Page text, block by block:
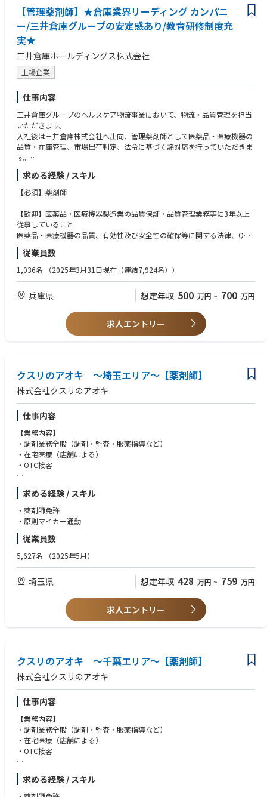
【管理薬剤師】★倉庫業界リーディング カンパニ
ー/三井倉庫グループの安定感あり/教育研修制度充
実★
三井倉庫ホールディングス株式会社
上場企業
仕事内容
三井倉庫グループのヘルスケア物流事業において、物流・品質管理を担当
いただきます。
入社後は三井倉庫株式会社へ出向、管理薬剤師として医薬品・医療機器の
品質・在庫管理、市場出荷判定、法令に基づく諸対応を行っていただきま
す。
■ 具体的な仕事内容
・法令・薬機法に基づく医薬品・医療機器の製品保管管理業務（倉庫管理
・製品の市場出荷判定（製造記録）
・法令に基づく品質管理
・当社規程の倉庫管理に則した品質管理
・作業員への教育
・行政や顧客の監査対応
※ 薬事以外の倉庫管理業務や総務などに携わっていただく可能性もありま
求める経験 / スキル
【必須】薬剤師
【歓迎】医薬品・医療機器製造業の品質保証・品質管理業務等に3年以上
従事していること
医薬品・医療機器の品質、有効性及び安全性の確保等に関する法律、QM
S・GVP省令、ISO13485:2016、ISO14971に関する知識を有すること
従業員数
1,036名 （2025年3月31日現在（連結7,924名））
兵庫県 想定年収 500 万円 ~ 700 万円
求人エントリー
クスリのアオキ ～埼玉エリア～【薬剤師】
株式会社クスリのアオキ
仕事内容
【業務内容】
・調剤業務全般（調剤・監査・服薬指導など）
・在宅医療（店舗による）
・OTC接客
【特徴】
・調剤とドラッグストア（物販エリア）で分離申請されていますので、調
剤業務に集中してお仕事が可能です。
・ロードサイドに多く展開しており、お車でアクセスがしやすいエリアで
・調剤手順や調剤機器は店舗ごとで共通のため、ストレスなくお仕事が可
能です。
求める経験 / スキル
・薬剤師免許
・原則マイカー通勤
従業員数
5,627名 （2025年5月）
埼玉県 想定年収 428 万円 ~ 759 万円
求人エントリー
クスリのアオキ ～千葉エリア～【薬剤師】
株式会社クスリのアオキ
仕事内容
【業務内容】
・調剤業務全般（調剤・監査・服薬指導など）
・在宅医療（店舗による）
・OTC接客
【特徴】
・調剤とドラッグストア（物販エリア）で分離申請されていますので、調
剤業務に集中してお仕事が可能です。
求める経験 / スキル